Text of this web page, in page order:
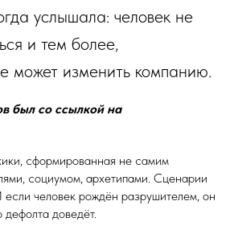
услышала: человек не
и тем более,
может изменить компанию.
был со ссылкой на
сформированная не самим
социумом, архетипами. Сценарии
человек рождён разрушителем, он
доведёт.